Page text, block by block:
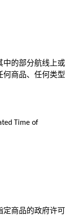
中的部分航线上或
何商品、任何类型
Time of
定商品的政府许可